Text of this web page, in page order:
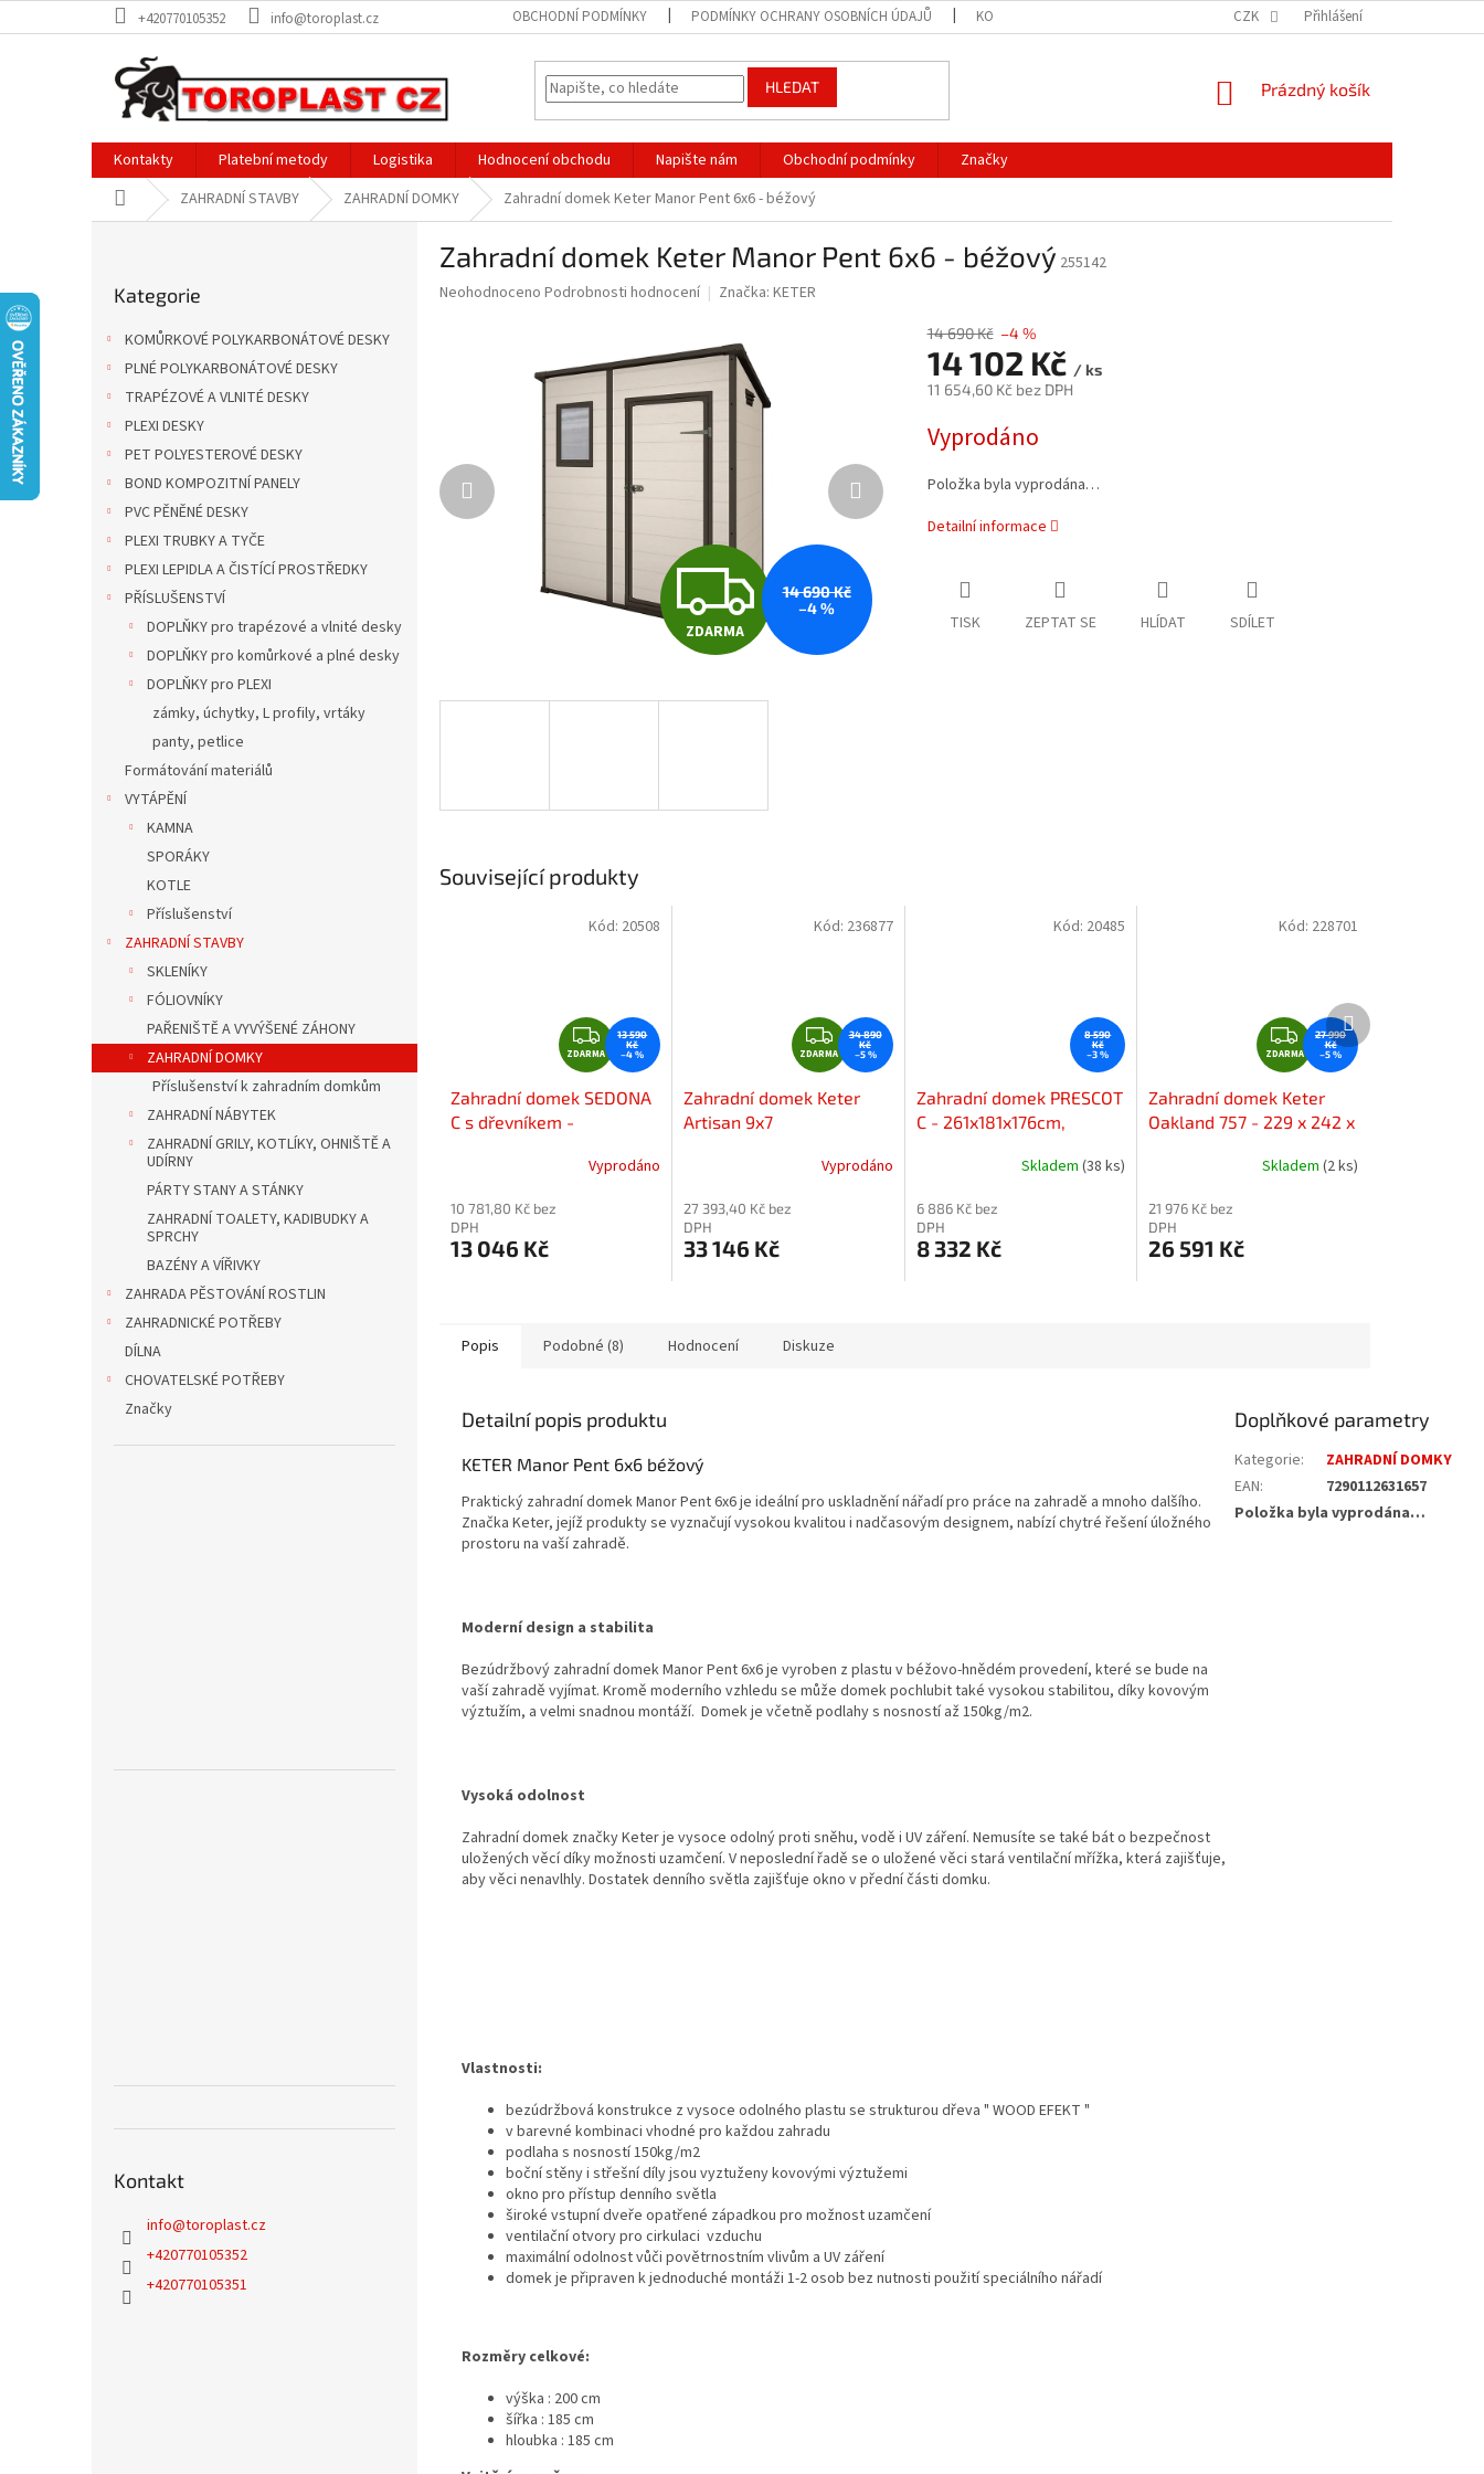
na
+420770105352 info@toroplast.cz OBCHODNÍ PODMÍNKY PODMÍNKY OCHRANY OSOBNÍCH ÚDAJŮ KONTAKTY NOVINKY
CZK Přihlášení
HLEDAT
NÁKUPNÍ
Prázdný košík
Kontakty Platební metody Logistika Hodnocení obchodu Napište nám Obchodní podmínky
Značky
Domů ZAHRADNÍ STAVBY ZAHRADNÍ DOMKY Zahradní domek Keter Manor Pent 6x6 - béžový
kategorie
Kategorie
KOMŮRKOVÉ POLYKARBONÁTOVÉ DESKY
PLNÉ POLYKARBONÁTOVÉ DESKY
TRAPÉZOVÉ A VLNITÉ DESKY
PLEXI DESKY
PET POLYESTEROVÉ DESKY
BOND KOMPOZITNÍ PANELY
PVC PĚNĚNÉ DESKY
PLEXI TRUBKY A TYČE
PLEXI LEPIDLA A ČISTÍCÍ PROSTŘEDKY
PŘÍSLUŠENSTVÍ
DOPLŇKY pro trapézové a vlnité desky
DOPLŇKY pro komůrkové a plné desky
DOPLŇKY pro PLEXI
zámky, úchytky, L profily, vrtáky
panty, petlice
Formátování materiálů
VYTÁPĚNÍ
KAMNA
SPORÁKY
KOTLE
Příslušenství
ZAHRADNÍ STAVBY
SKLENÍKY
FÓLIOVNÍKY
PAŘENIŠTĚ A VYVÝŠENÉ ZÁHONY
ZAHRADNÍ DOMKY
Příslušenství k zahradním domkům
ZAHRADNÍ NÁBYTEK
ZAHRADNÍ GRILY, KOTLÍKY, OHNIŠTĚ A
UDÍRNY
PÁRTY STANY A STÁNKY
ZAHRADNÍ TOALETY, KADIBUDKY A
SPRCHY
BAZÉNY A VÍŘIVKY
ZAHRADA PĚSTOVÁNÍ ROSTLIN
ZAHRADNICKÉ POTŘEBY
DÍLNA
CHOVATELSKÉ POTŘEBY
Značky
Kontakt
info@toroplast.cz
+420770105352
+420770105351
Zahradní domek Keter Manor Pent 6x6 - béžový 255142
Průměrné
Neohodnoceno Podrobnosti hodnocení Značka: KETER
Z
D
R
ZDARMA
14 690 Kč
–4 %
14 690 Kč –4 %
14 102 Kč / ks
11 654,60 Kč bez DPH
cena:
Vyprodáno
Položka byla vyprodána…
Detailní informace
TISK ZEPTAT SE HLÍDAT SDÍLET
Související produkty
Z
D
A
R
A
ZDARMA
13 590
Kč
–4 %
Zahradní domek SEDONA
C s dřevníkem -
Vyprodáno
10 781,80 Kč bez
DPH
13 046 Kč
Kód: 20508
Z
D
A
R
A
ZDARMA
34 890
Kč
–5 %
Zahradní domek Keter
Artisan 9x7
Vyprodáno
27 393,40 Kč bez
DPH
33 146 Kč
Kód: 236877
8 590
Kč
–3 %
Zahradní domek PRESCOT
C - 261x181x176cm,
Skladem(38 ks)
6 886 Kč bez
DPH
8 332 Kč
Kód: 20485
Z
D
A
R
A
ZDARMA
27 990
Kč
–5 %
Zahradní domek Keter
Oakland 757 - 229 x 242 x
Skladem (2 ks)
21 976 Kč bez
DPH
26 591 Kč
Kód: 228701
Další
produkt
Popis Podobné (8) Hodnocení Diskuze
Detailní popis produktu
KETER Manor Pent 6x6 béžový
Praktický zahradní domek Manor Pent 6x6 je ideální pro uskladnění nářadí pro práce na zahradě a mnoho dalšího.
Značka Keter, jejíž produkty se vyznačují vysokou kvalitou i nadčasovým designem, nabízí chytré řešení úložného
prostoru na vaší zahradě.
Moderní design a stabilita
Bezúdržbový zahradní domek Manor Pent 6x6 je vyroben z plastu v béžovo-hnědém provedení, které se bude na
vaší zahradě vyjímat. Kromě moderního vzhledu se může domek pochlubit také vysokou stabilitou, díky kovovým
výztužím, a velmi snadnou montáží. Domek je včetně podlahy s nosností až 150kg/m2.
Vysoká odolnost
Zahradní domek značky Keter je vysoce odolný proti sněhu, vodě i UV záření. Nemusíte se také bát o bezpečnost
uložených věcí díky možnosti uzamčení. V neposlední řadě se o uložené věci stará ventilační mřížka, která zajišťuje,
aby věci nenavlhly. Dostatek denního světla zajišťuje okno v přední části domku.
Vlastnosti:
bezúdržbová konstrukce z vysoce odolného plastu se strukturou dřeva " WOOD EFEKT "
v barevné kombinaci vhodné pro každou zahradu
podlaha s nosností 150kg/m2
boční stěny i střešní díly jsou vyztuženy kovovými výztužemi
okno pro přístup denního světla
široké vstupní dveře opatřené západkou pro možnost uzamčení
ventilační otvory pro cirkulaci vzduchu
maximální odolnost vůči povětrnostním vlivům a UV záření
domek je připraven k jednoduché montáži 1-2 osob bez nutnosti použití speciálního nářadí
Rozměry celkové:
výška : 200 cm
šířka : 185 cm
hloubka : 185 cm
Doplňkové parametry
Kategorie:
ZAHRADNÍ DOMKY
EAN:
7290112631657
Položka byla vyprodána…